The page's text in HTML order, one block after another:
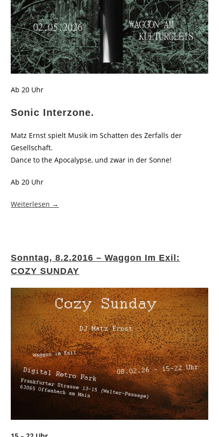
Ab 20 Uhr
Sonic Interzone.
Matz Ernst spielt Musik im Schatten des Zerfalls der
Gesellschaft.
Dance to the Apocalypse, und zwar in der Sonne!
Ab 20 Uhr
Weiterlesen →
Sonntag, 8.2.2016 – Waggon Im Exil:
COZY SUNDAY